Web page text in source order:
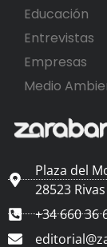
Educación
Entrevistas
Empresas
Medio
Plaza del
28523
+34 660 36